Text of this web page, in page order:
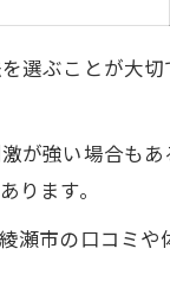
策
コツ
例
選ぶことが大
が強い場合も
ります。
瀬市の口コミ